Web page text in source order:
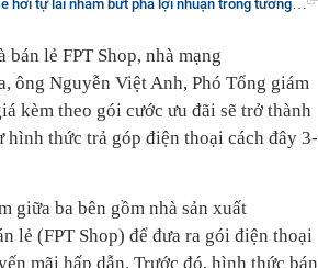
tự lái nhằm bứt phá lợi nhuận trong tương lai
lẻ FPT Shop, nhà mạng
ông Nguyễn Việt Anh, Phó Tổng giám
kèm theo gói cước ưu đãi sẽ trở thành
thức trả góp điện thoại cách đây 3-
giữa ba bên gồm nhà sản xuất
lẻ (FPT Shop) để đưa ra gói điện thoại
mãi hấp dẫn. Trước đó, hình thức bán